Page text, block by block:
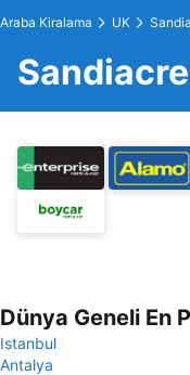
Araba Kiralama UK
Dünya Geneli En
Istanbul
Antalya